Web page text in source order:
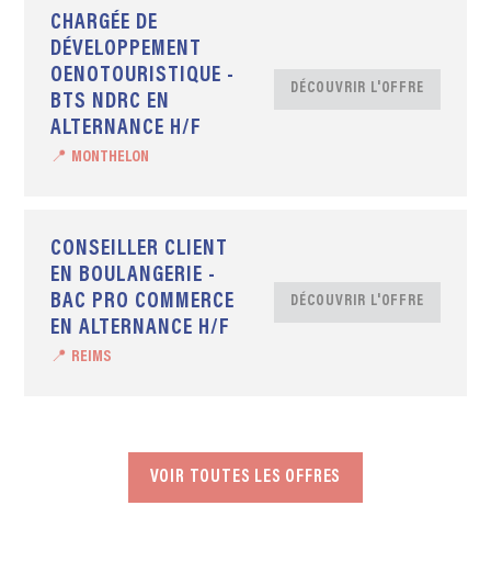
CHARGÉE DE
DÉVELOPPEMENT
OENOTOURISTIQUE -
BTS NDRC EN
ALTERNANCE H/F
📍 MONTHELON
DÉCOUVRIR L'OFFRE
CONSEILLER CLIENT
EN BOULANGERIE -
BAC PRO COMMERCE
EN ALTERNANCE H/F
📍 REIMS
DÉCOUVRIR L'OFFRE
VOIR TOUTES LES OFFRES